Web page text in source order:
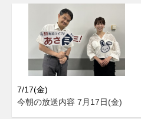
7/17(金)
今朝の放送内容 7月17日(金)